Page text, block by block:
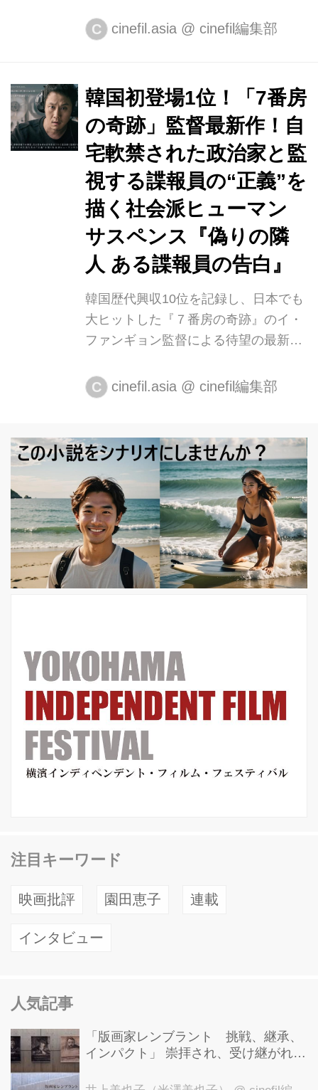
2021年9月17日（金）より、シネマー
ト新宿ほかにて全国ロードショー。こ
された。 1985年、軍事政権下の韓
国。民主化を求め自宅軟禁された政治
家と監視する諜報員。国家を揺るがせ
た男たちの“正義”を描く社会派ヒュー
マンサスペンス 1985年、国家による
弾圧が激しさを増す中、次期大統領選
に出馬するため帰国した野党政治家
イ･ウィシク（オ・ダルス）は空港に
到着するなり国家安全政策部により逮
捕され、自宅軟禁を余儀なくされた。
諜報...
C cinefil.asia @ cinefil編集部
韓国初登場1位！「7番房
の奇跡」監督最新作！自
宅軟禁された政治家と監
視する諜報員の“正義”を
描く社会派ヒューマン
サスペンス『偽りの隣
人 ある諜報員の告白』
韓国歴代興収10位を記録し、日本でも
大ヒットした『７番房の奇跡』のイ・
ファンギョン監督による待望の最新作
촌」）が邦題『偽りの隣人 ある諜報員
の告白』として、2021年9月17日
国ロードショー決定。ポスタービジュ
アルも公開された。 1985年、軍事政
権下の韓国。民主化を求め自宅軟禁さ
れた政治家と監視する諜報員。国家を
揺るがせた男たちの“正義”を描く社会
派ヒューマンサスペンス 1985年、国
家による弾圧が激しさを増す中、次期
大統領選に出馬するため帰国した野党
C cinefil.asia @ cinefil編集部
注目キーワード
映画批評 園田恵子 連載
インタビュー
人気記事
「版画家レンブラント 挑戦、継承、
インパクト」 崇拝され、受け継がれ、
洋美術館にて9月23日まで開催中！